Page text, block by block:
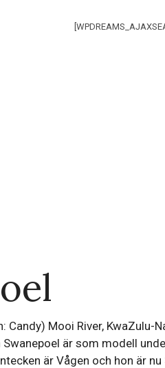
Mooi River, KwaZulu-
är som modell
är Vågen och hon är nu